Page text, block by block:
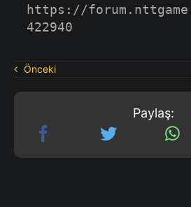
https://
422940
Önceki
Paylaş: